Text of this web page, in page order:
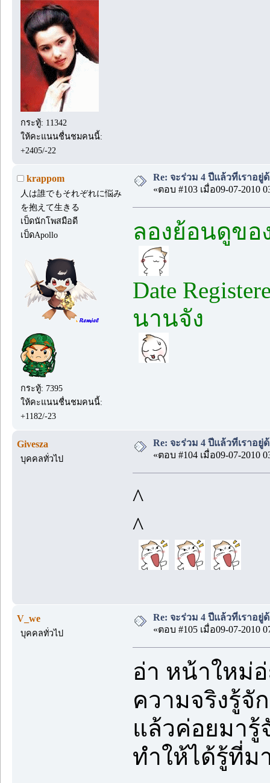
กระทู้: 11342
ให้คะแนนชื่นชมคนนี้:
+2405/-22
krappom
人は誰でもそれぞれに悩み
を抱えて生きる
เป็ดนักโพสมือดี
เป็ดApollo
กระทู้: 7395
ให้คะแนนชื่นชมคนนี้:
+1182/-23
Re: จะร่วม 4 ปีแล้วที่เราอยู่
«ตอบ #103 เมื่อ09-07-2010
ลองย้อนดูขอ
Date
นานจัง
Givesza
บุคคลทั่วไป
Re: จะร่วม 4 ปีแล้วที่เราอยู่
«ตอบ #104 เมื่อ09-07-2010
^
^
V_we
บุคคลทั่วไป
Re: จะร่วม 4 ปีแล้วที่เราอยู่
«ตอบ #105 เมื่อ09-07-2010
อ่า หน้าใหม่
ความจริงรู้จั
แล้วค่อยมารู้
ทำให้ได้รู้ที่ม